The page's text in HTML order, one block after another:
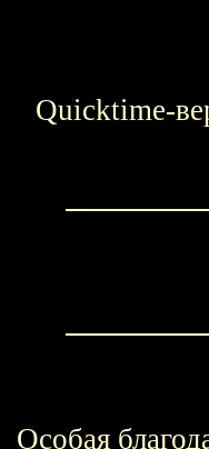
Quicktime-
Особая